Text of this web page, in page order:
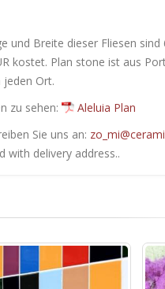
und Breite dieser Fliesen
kostet. Plan stone ist aus
jeden Ort.
zu sehen:
Aleluia Plan
Sie uns an:
with delivery address..